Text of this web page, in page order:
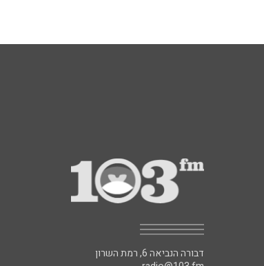
דבורה הנביאה 6, רמת השרון